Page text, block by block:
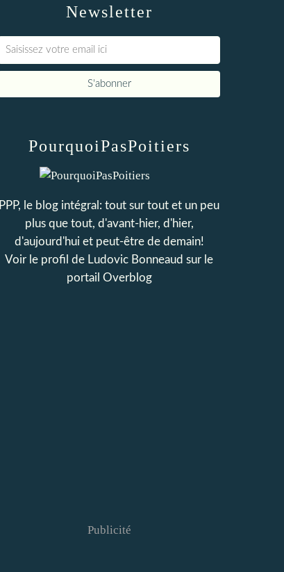
Newsletter
PourquoiPasPoitiers
PPP, le blog intégral: tout sur tout et un peu
plus que tout, d'avant-hier, d'hier,
d'aujourd'hui et peut-être de demain!
Voir le profil de Ludovic Bonneaud sur le
portail Overblog
Publicité